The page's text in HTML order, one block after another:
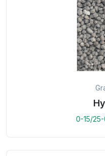
0-15/